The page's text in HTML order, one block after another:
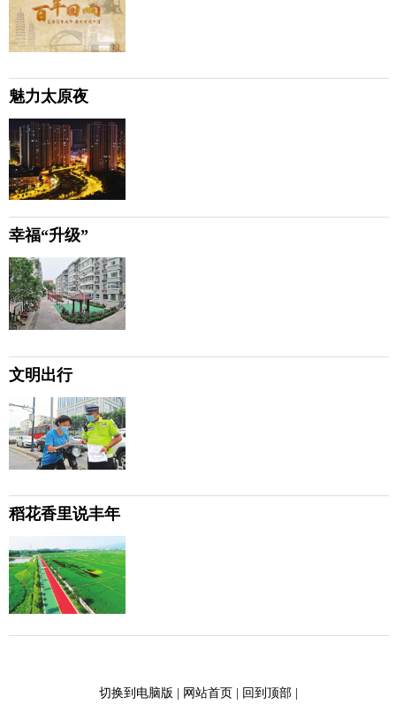
魅力太原夜
幸福“升级”
文明出行
稻花香里说丰年
切换到电脑版 | 网站首页| 回到顶部|